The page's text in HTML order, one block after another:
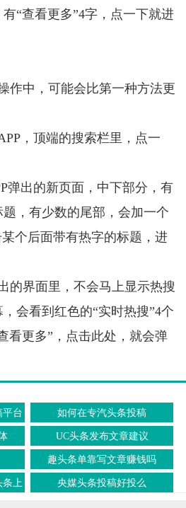
“查看更多”4字，点一下就进
中，可能会比第一种方法更
，顶端的搜索栏里，点一
出的新页面，中下部分，有
，有少数的尾部，会加一个
个后面带有热字的标题，进
界面里，不会马上显示热搜
会看到红色的“实时热搜”4个
看更多”，点击此处，就会弹
平台 如何在专汽头条投稿
UC头条发布文章建议
趣头条单靠写文章赚钱吗
条上
央媒头条投稿好投么